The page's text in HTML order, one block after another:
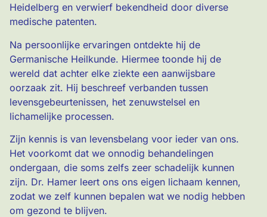
Heidelberg en verwierf bekendheid door diverse
medische patenten.
Na persoonlijke ervaringen ontdekte hij de
Germanische Heilkunde. Hiermee toonde hij de
wereld dat achter elke ziekte een aanwijsbare
oorzaak zit. Hij beschreef verbanden tussen
levensgebeurtenissen, het zenuwstelsel en
lichamelijke processen.
Zijn kennis is van levensbelang voor ieder van ons.
Het voorkomt dat we onnodig behandelingen
ondergaan, die soms zelfs zeer schadelijk kunnen
zijn. Dr. Hamer leert ons ons eigen lichaam kennen,
zodat we zelf kunnen bepalen wat we nodig hebben
om gezond te blijven.